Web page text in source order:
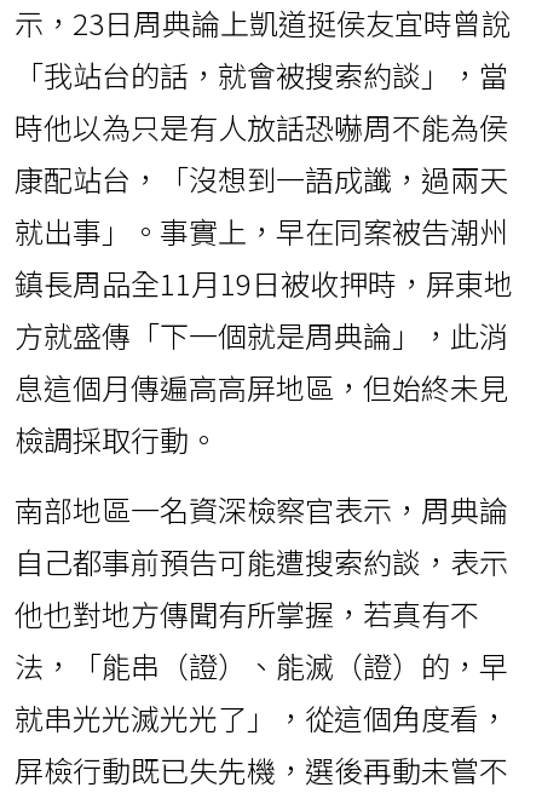
示，23日周典論上凱道挺侯友宜時曾說
「我站台的話，就會被搜索約談」，當
時他以為只是有人放話恐嚇周不能為侯
康配站台，「沒想到一語成讖，過兩天
就出事」。事實上，早在同案被告潮州
鎮長周品全11月19日被收押時，屏東地
方就盛傳「下一個就是周典論」，此消
息這個月傳遍高高屏地區，但始終未見
檢調採取行動。
南部地區一名資深檢察官表示，周典論
自己都事前預告可能遭搜索約談，表示
他也對地方傳聞有所掌握，若真有不
法，「能串（證）、能滅（證）的，早
就串光光滅光光了」，從這個角度看，
屏檢行動既已失先機，選後再動未嘗不